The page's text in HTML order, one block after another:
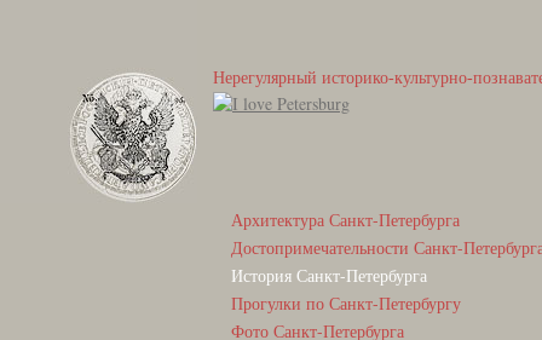
Нерегулярный историко-культурно-
Архитектура Санкт-Петербурга
Достопримечательности Санкт-
История Санкт-Петербурга
Прогулки по Санкт-Петербургу
Фото Санкт-Петербурга